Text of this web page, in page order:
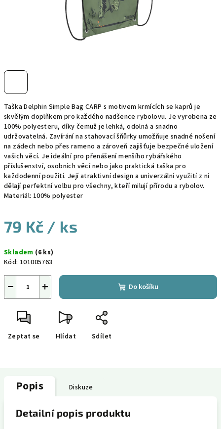
Taška Delphin Simple Bag CARP s motivem krmících se kaprů je
skvělým doplňkem pro každého nadšence rybolovu. Je vyrobena ze
100% polyesteru, díky čemuž je lehká, odolná a snadno
udržovatelná. Zavírání na stahovací šňůrky umožňuje snadné nošení
na zádech nebo přes rameno a zároveň zajišťuje bezpečné uložení
vašich věcí. Je ideální pro přenášení menšího rybářského
příslušenství, osobních věcí nebo jako praktická taška pro
každodenní použití. Její atraktivní design a univerzální využití z ní
dělají perfektní volbu pro všechny, kteří milují přírodu a rybolov.
Materiál: 100% polyester
79 Kč / ks
cena:
Skladem (6 ks)
Kód: 101005763
+
− Do košíku
Zeptat se Hlídat Sdílet
Popis Diskuze
Detailní popis produktu